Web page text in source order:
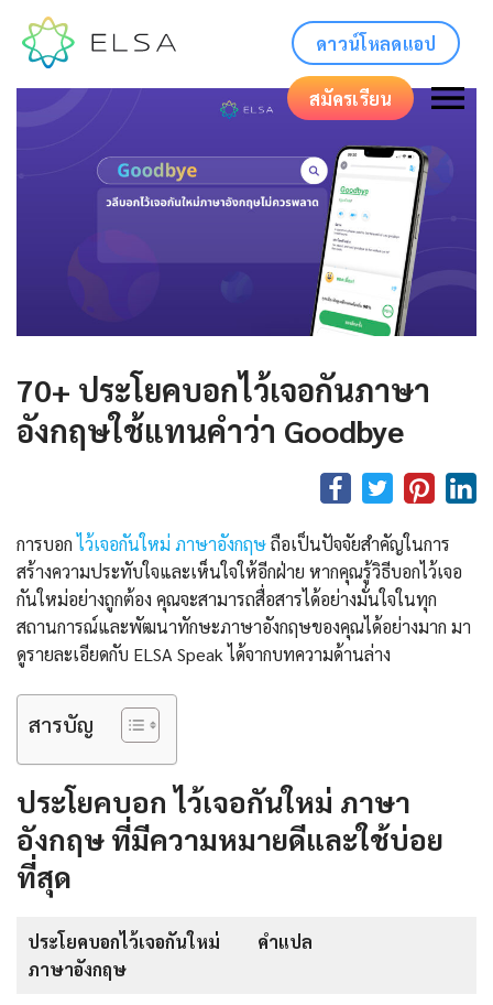
ดาวน์โหลดแอป
สมัครเรียน
70+ ประโยคบอกไว้เจอกันภาษา
อังกฤษใช้แทนคำว่า Goodbye
การบอกไว้เจอกันใหม่ ภาษาอังกฤษถือเป็นปัจจัยสำคัญในการ
สร้างความประทับใจและเห็นใจให้อีกฝ่าย หากคุณรู้วิธีบอกไว้เจอ
กันใหม่อย่างถูกต้อง คุณจะสามารถสื่อสารได้อย่างมั่นใจในทุก
สถานการณ์และพัฒนาทักษะภาษาอังกฤษของคุณได้อย่างมาก มา
ดูรายละเอียดกับ ELSA Speak ได้จากบทความด้านล่าง
สารบัญ
ประโยคบอก ไว้เจอกันใหม่ ภาษา
อังกฤษ ที่มีความหมายดีและใช้บ่อย
ที่สุด
ประโยคบอกไว้เจอกันใหม่
ภาษาอังกฤษ
คำแปล